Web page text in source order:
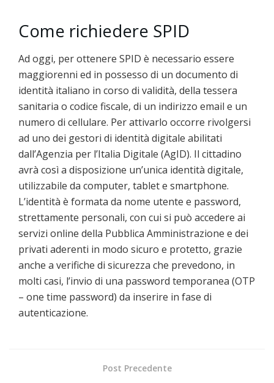
Come richiedere SPID
Ad oggi, per ottenere SPID è necessario essere
maggiorenni ed in possesso di un documento di
identità italiano in corso di validità, della tessera
sanitaria o codice fiscale, di un indirizzo email e un
numero di cellulare. Per attivarlo occorre rivolgersi
ad uno dei gestori di identità digitale abilitati
dall’Agenzia per l’Italia Digitale (AgID). Il cittadino
avrà così a disposizione un’unica identità digitale,
utilizzabile da computer, tablet e smartphone.
L’identità è formata da nome utente e password,
strettamente personali, con cui si può accedere ai
servizi online della Pubblica Amministrazione e dei
privati aderenti in modo sicuro e protetto, grazie
anche a verifiche di sicurezza che prevedono, in
molti casi, l’invio di una password temporanea (OTP
– one time password) da inserire in fase di
autenticazione.
Post Precedente